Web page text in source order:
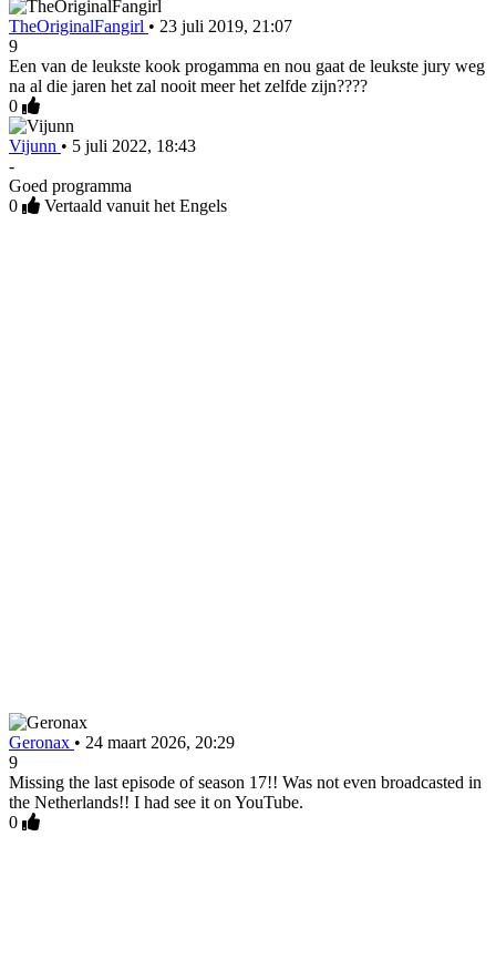
TheOriginalFangirl • 23 juli 2019, 21:07
9
Een van de leukste kook progamma en nou gaat de leukste jury weg
na al die jaren het zal nooit meer het zelfde zijn????
0
Vijunn • 5 juli 2022, 18:43
-
Goed programma
0
Vertaald vanuit het Engels
Geronax • 24 maart 2026, 20:29
9
Missing the last episode of season 17!! Was not even broadcasted in
the Netherlands!! I had see it on YouTube.
0